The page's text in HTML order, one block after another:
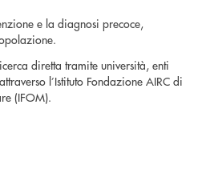
e la diagnosi precoce,
diretta tramite università, enti
l’Istituto Fondazione AIRC di
(IFOM).